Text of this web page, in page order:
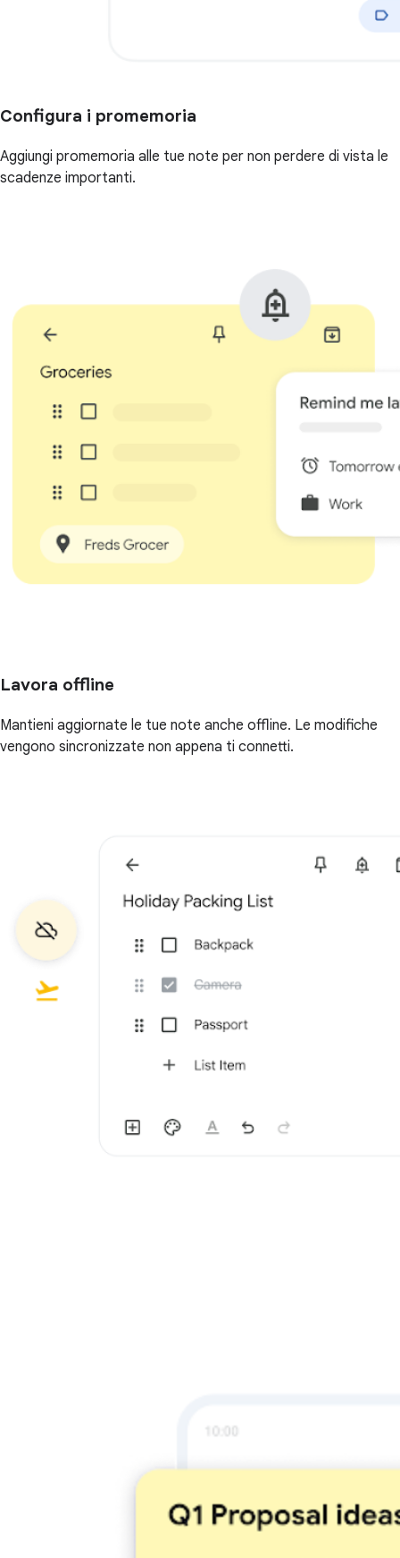
Configura i promemoria
Aggiungi promemoria alle tue note per non perdere di vista le
scadenze importanti.
Lavora offline
Mantieni aggiornate le tue note anche offline. Le modifiche
vengono sincronizzate non appena ti connetti.